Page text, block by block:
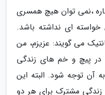
،نمی توان هیچ همسری
ای نداشته باشد.
می گویند: عزیزم، من
در پیچ و خم های زندگی
آن توجه شود. البته این
مشترک برای هر دو